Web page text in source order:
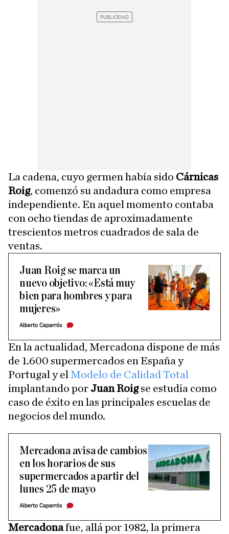
La cadena, cuyo germen había sido Cárnicas
Roig, comenzó su andadura como empresa
independiente. En aquel momento contaba
con ocho tiendas de aproximadamente
trescientos metros cuadrados de sala de
ventas.
Juan Roig se marca un
nuevo objetivo: «Está muy
bien para hombres y para
mujeres»
Alberto Caparrós
En la actualidad, Mercadona dispone de más
de 1.600 supermercados en España y
Portugal y el Modelo de Calidad Total
implantando por Juan Roigse estudia como
caso de éxito en las principales escuelas de
negocios del mundo.
Mercadona avisa de cambios
en los horarios de sus
supermercados a partir del
lunes 25 de mayo
Alberto Caparrós
Mercadonafue, allá por 1982, la primera